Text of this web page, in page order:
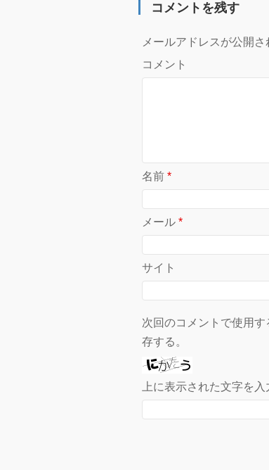
コメントを残す
メールアドレスが公開さ
コメント
名前 *
メール *
サイト
次回のコメントで使用
存する。
上に表示された文字を入